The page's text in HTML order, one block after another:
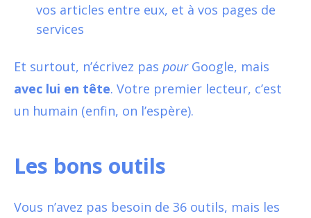
vos articles entre eux, et à vos pages de
services
Et surtout, n’écrivez pas pourGoogle, mais
avec lui en tête. Votre premier lecteur, c’est
un humain (enfin, on l’espère).
Les bons outils
Vous n’avez pas besoin de 36 outils, mais les